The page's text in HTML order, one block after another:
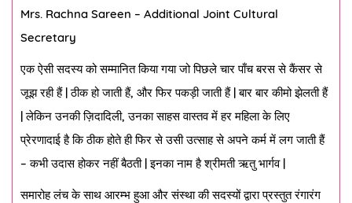
Mrs. Rachna Sareen – Additional Joint Cultural
Secretary
एक ऐसी सदस्य को सम्मानित किया गया जो पिछले चार पाँच बरस से कैंसर से
जूझ रही हैं|ठीक हो जाती हैं, और फिर पकड़ी जाती हैं|बार बार कीमो झेलती हैं
|लेकिन उनकी ज़िदादिली,उनका साहस वास्तव में हर महिला के लिए
प्रेरणादाई है कि ठीक होते ही फिर से उसी उत्साह से अपने कर्म में लग जाती हैं
–कभी उदास होकर नहीं बैठती|इनका नाम है श्रीमती ऋतु भार्गव|
समारोह लंच के साथ आरम्भ हुआ और संस्था की सदस्यों द्वारा प्रस्तुत रंगारंग